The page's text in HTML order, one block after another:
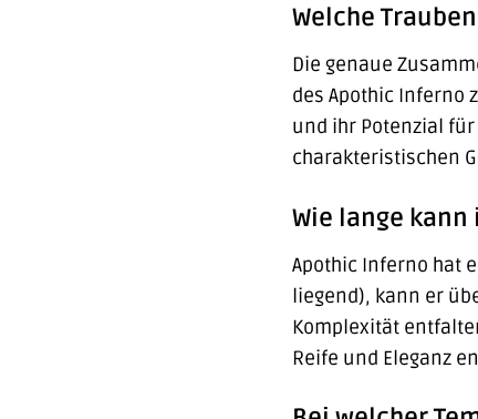
Welche
Die genaue
des Apothic Inferno
und ihr Potenzial
charakteristischen
Wie lange
Apothic Inferno hat
liegend), kann er
Komplexität
Reife und Eleganz